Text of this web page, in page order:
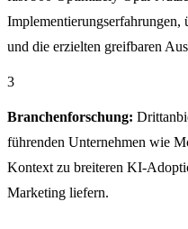
Implementierungserfahrungen,
und die erzielten greifbaren
3
Branchenforschung:
führenden Unternehmen wie
Kontext zu breiteren KI-
Marketing liefern.